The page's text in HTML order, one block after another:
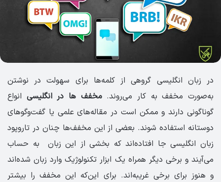
در زبان انگلیسی گروهی از کلمه‌ها برای سهولت در نوشتن
به‌صورت مخفف به کار می‌روند.مخفف ها در انگلیسی انواع
گوناگونی دارند و ممکن است در مقاله‌های علمی یا گفت‌وگوهای
دوستانه استفاده شوند. بعضی از این مخفف‌ها چنان در تاروپود
زبان انگلیسی جا افتاده‌اند که بخشی از این زبان به حساب
می‌آیند و برخی دیگر همراه یک ابزار تکنولوژیک وارد زبان شده‌اند
و هنوز برای برخی غریبه‌اند. برای این‌که این مخفف را بیشتر